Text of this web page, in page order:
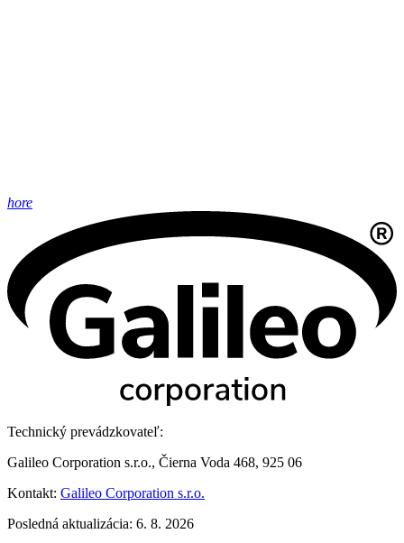
hore
Technický prevádzkovateľ:
Galileo Corporation s.r.o., Čierna Voda 468, 925 06
Kontakt: Galileo Corporation s.r.o.
Posledná aktualizácia: 6. 8. 2026